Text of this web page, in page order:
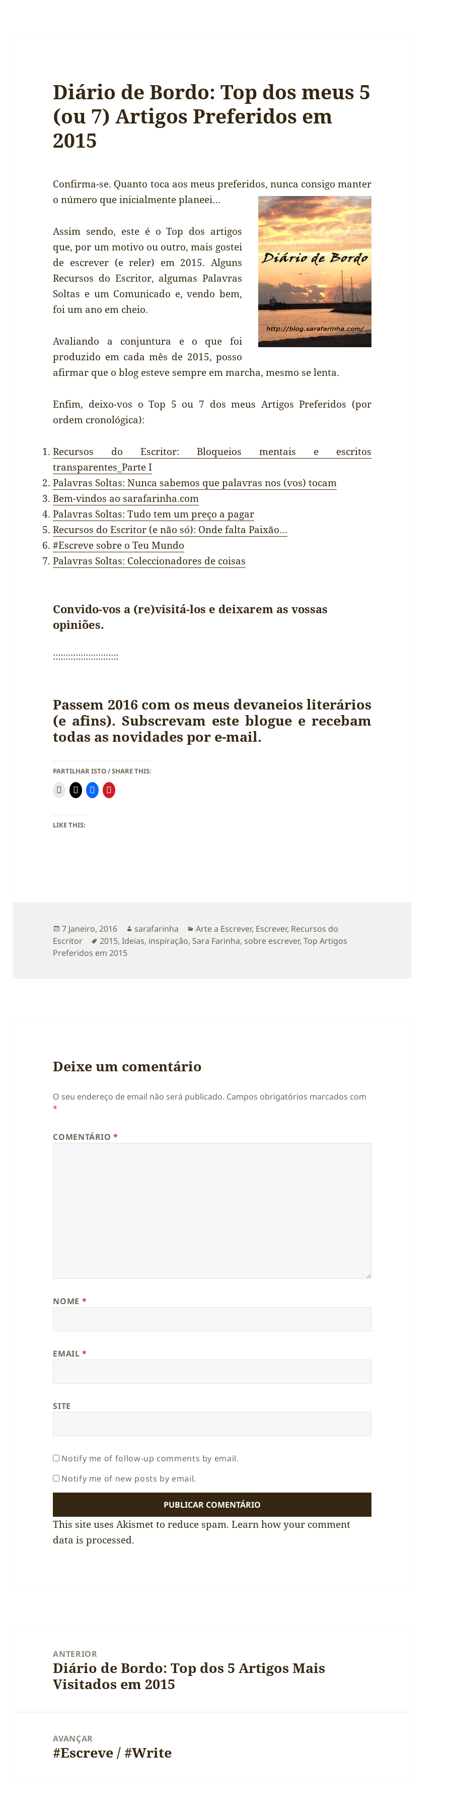
Diário de Bordo: Top dos meus 5
(ou 7) Artigos Preferidos em
2015
Confirma-se. Quanto toca aos meus preferidos, nunca consigo manter
o número que inicialmente planeei…
Assim sendo, este é o Top dos artigos
que, por um motivo ou outro, mais gostei
de escrever (e reler) em 2015. Alguns
Recursos do Escritor, algumas Palavras
Soltas e um Comunicado e, vendo bem,
foi um ano em cheio.
Avaliando a conjuntura e o que foi
produzido em cada mês de 2015, posso
afirmar que o blog esteve sempre em marcha, mesmo se lenta.
Enfim, deixo-vos o Top 5 ou 7 dos meus Artigos Preferidos (por
ordem cronológica):
Recursos do Escritor: Bloqueios mentais e escritos
transparentes_Parte I
Palavras Soltas: Nunca sabemos que palavras nos (vos) tocam
Bem-vindos ao sarafarinha.com
Palavras Soltas: Tudo tem um preço a pagar
Recursos do Escritor (e não só): Onde falta Paixão…
#Escreve sobre o Teu Mundo
Palavras Soltas: Coleccionadores de coisas
Convido-vos a (re)visitá-los e deixarem as vossas
opiniões.
::::::::::::::::::::::::::
Passem 2016 com os meus devaneios literários
(e afins). Subscrevam este blogue e recebam
todas as novidades por e-mail.
PARTILHAR ISTO / SHARE THIS:
LIKE THIS:
Publicado
a
7 Janeiro, 2016 Autor
sarafarinha Categorias
Arte a Escrever, Escrever, Recursos do
Escritor
Etiquetas
2015,Ideias, inspiração, Sara Farinha, sobre escrever,Top Artigos
Preferidos em 2015
Deixe um comentário
O seu endereço de email não será publicado. Campos obrigatórios marcados com
*
COMENTÁRIO*
NOME *
EMAIL*
SITE
Notify me of follow-up comments by email.
Notify me of new posts by email.
This site uses Akismet to reduce spam.Learn how your comment
data is processed.
ANTERIOR
Artigo
anterior:
Diário de Bordo: Top dos 5 Artigos Mais
Visitados em 2015
AVANÇAR
Artigo
#Escreve / #Write